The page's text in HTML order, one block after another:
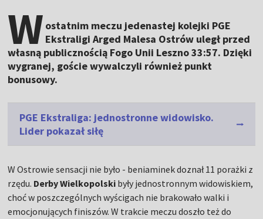
W ostatnim meczu jedenastej kolejki PGE
Ekstraligi Arged Malesa Ostrów uległ przed
własną publicznością Fogo Unii Leszno 33:57. Dzięki
wygranej, goście wywalczyli również punkt
bonusowy.
PGE Ekstraliga: jednostronne widowisko.
Lider pokazał siłę
W Ostrowie sensacji nie było - beniaminek doznał 11 porażki z
rzędu. Derby Wielkopolski były jednostronnym widowiskiem,
choć w poszczególnych wyścigach nie brakowało walki i
emocjonujących finiszów. W trakcie meczu doszło też do